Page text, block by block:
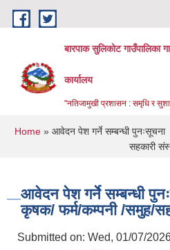
Skip to main content
बारपाक सुलिकोट गाउँपालिका
कार्यालय
"नतिजामुखी प्रशासन : समृधि र
You are here
Home» आवेदन पेश गर्ने सम्बन्धी
सहकारी
आवेदन पेश गर्ने सम्बन्धी
कृषक/ फर्म/कम्पनी /समुह/
Submitted on: Wed, 01/07/